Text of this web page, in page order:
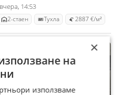
14:53
2-стаен Тухла 2887 €/м²
×
на
използваме